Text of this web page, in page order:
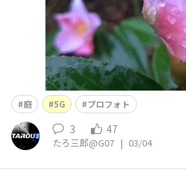
庭 5G プロフォト
3 47
たろ三郎@G07 | 03/04